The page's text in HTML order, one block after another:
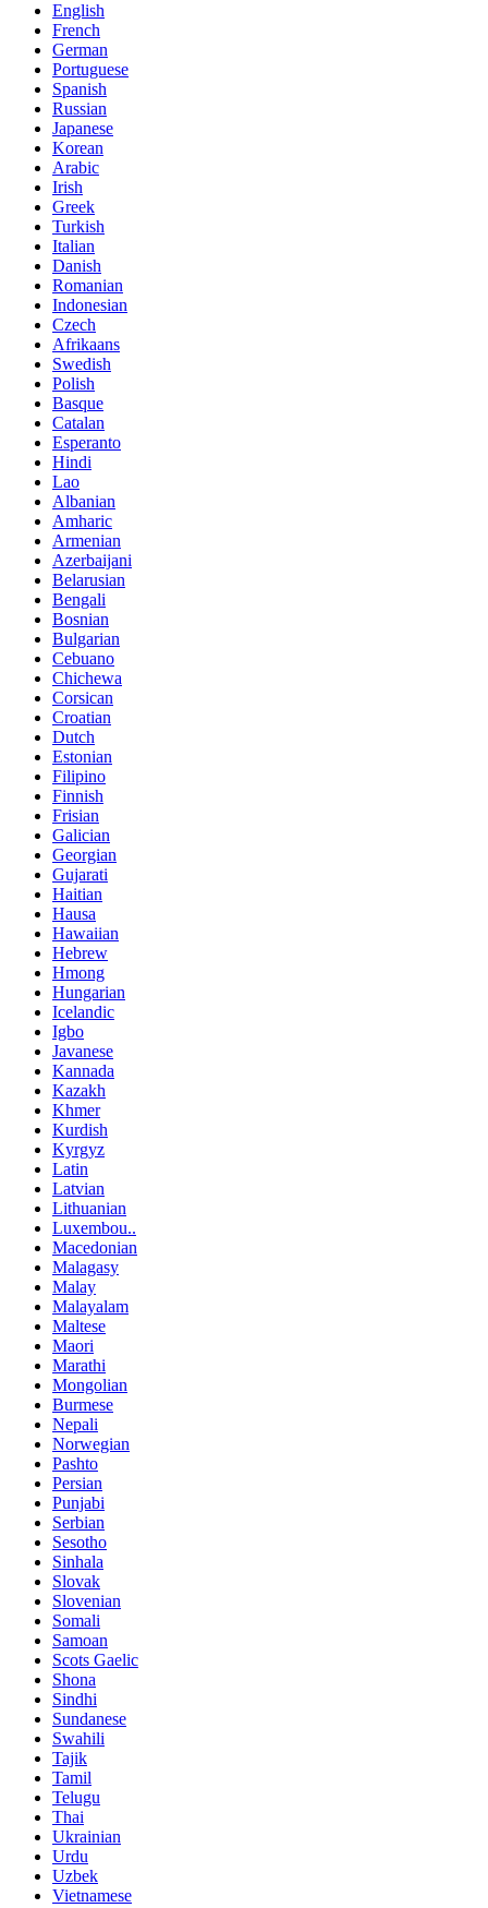
English
French
German
Portuguese
Spanish
Russian
Japanese
Korean
Arabic
Irish
Greek
Turkish
Italian
Danish
Romanian
Indonesian
Czech
Afrikaans
Swedish
Polish
Basque
Catalan
Esperanto
Hindi
Lao
Albanian
Amharic
Armenian
Azerbaijani
Belarusian
Bengali
Bosnian
Bulgarian
Cebuano
Chichewa
Corsican
Croatian
Dutch
Estonian
Filipino
Finnish
Frisian
Galician
Georgian
Gujarati
Haitian
Hausa
Hawaiian
Hebrew
Hmong
Hungarian
Icelandic
Igbo
Javanese
Kannada
Kazakh
Khmer
Kurdish
Kyrgyz
Latin
Latvian
Lithuanian
Luxembou..
Macedonian
Malagasy
Malay
Malayalam
Maltese
Maori
Marathi
Mongolian
Burmese
Nepali
Norwegian
Pashto
Persian
Punjabi
Serbian
Sesotho
Sinhala
Slovak
Slovenian
Somali
Samoan
Scots Gaelic
Shona
Sindhi
Sundanese
Swahili
Tajik
Tamil
Telugu
Thai
Ukrainian
Urdu
Uzbek
Vietnamese